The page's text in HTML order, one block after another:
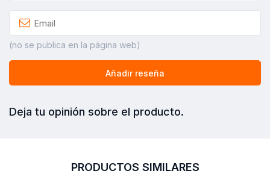
(no se publica en la página web)
Añadir reseña
Deja tu opinión sobre el producto.
PRODUCTOS SIMILARES